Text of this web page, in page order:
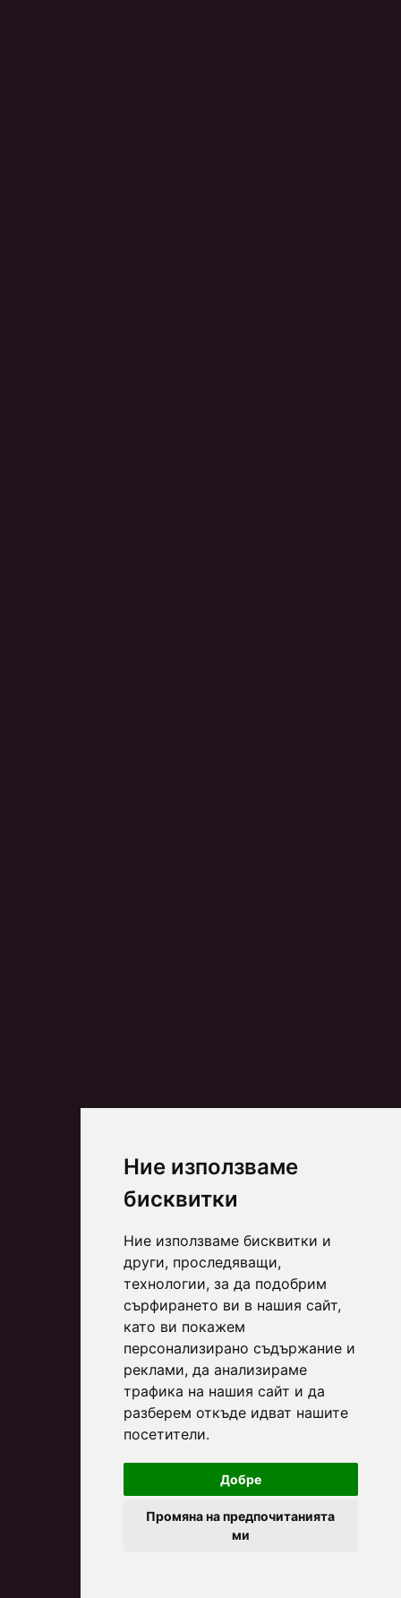
Ние използваме
бисквитки
Ние използваме бисквитки и
други, проследяващи,
технологии, за да подобрим
сърфирането ви в нашия сайт,
като ви покажем
персонализирано съдържание и
реклами, да анализираме
трафика на нашия сайт и да
разберем откъде идват нашите
посетители.
Добре
Промяна на предпочитанията
ми